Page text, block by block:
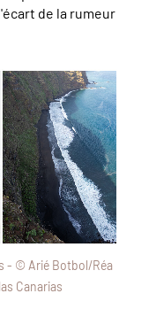
de la rumeur
- © Arié Botbol/Réa
Canarias